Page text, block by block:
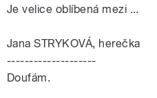
Je velice oblíbená mezi ...
Jana STRYKOVÁ, herečka
--------------------
Doufám.